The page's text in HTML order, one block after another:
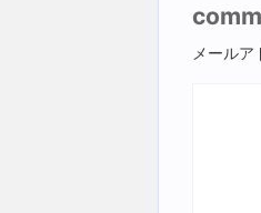
メールア